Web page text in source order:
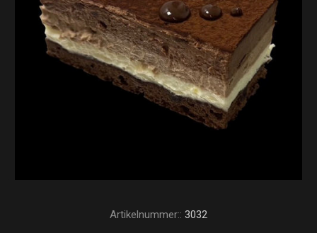
Artikelnummer:: 3032